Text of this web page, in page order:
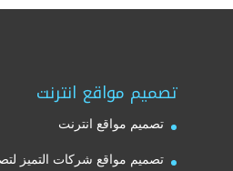
تصميم مواقع انترنت
تصميم مواقع انترنت
تصميم مواقع شركات التميز